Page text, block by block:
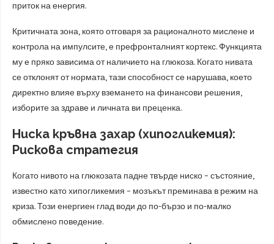
приток на енергия.
Критичната зона, която отговаря за рационалното мислене и
контрола на импулсите, е префронталният кортекс. Функцията
му е пряко зависима от наличието на глюкоза. Когато нивата
се отклонят от нормата, тази способност се нарушава, което
директно влияе върху вземането на финансови решения,
изборите за здраве и личната ви преценка.
Ниска кръвна захар (хипогликемия):
Рискова стратегия
Когато нивото на глюкозата падне твърде ниско – състояние,
известно като хипогликемия – мозъкът преминава в режим на
криза. Този енергиен глад води до по-бързо и по-малко
обмислено поведение.